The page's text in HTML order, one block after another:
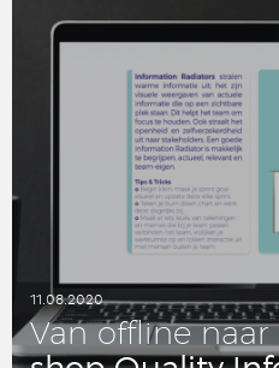
11.08.2020
Van offline